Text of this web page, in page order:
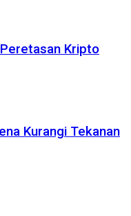
Kripto
Kurangi Tekanan